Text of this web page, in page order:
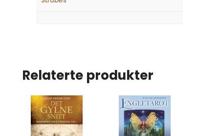
Relaterte produkter